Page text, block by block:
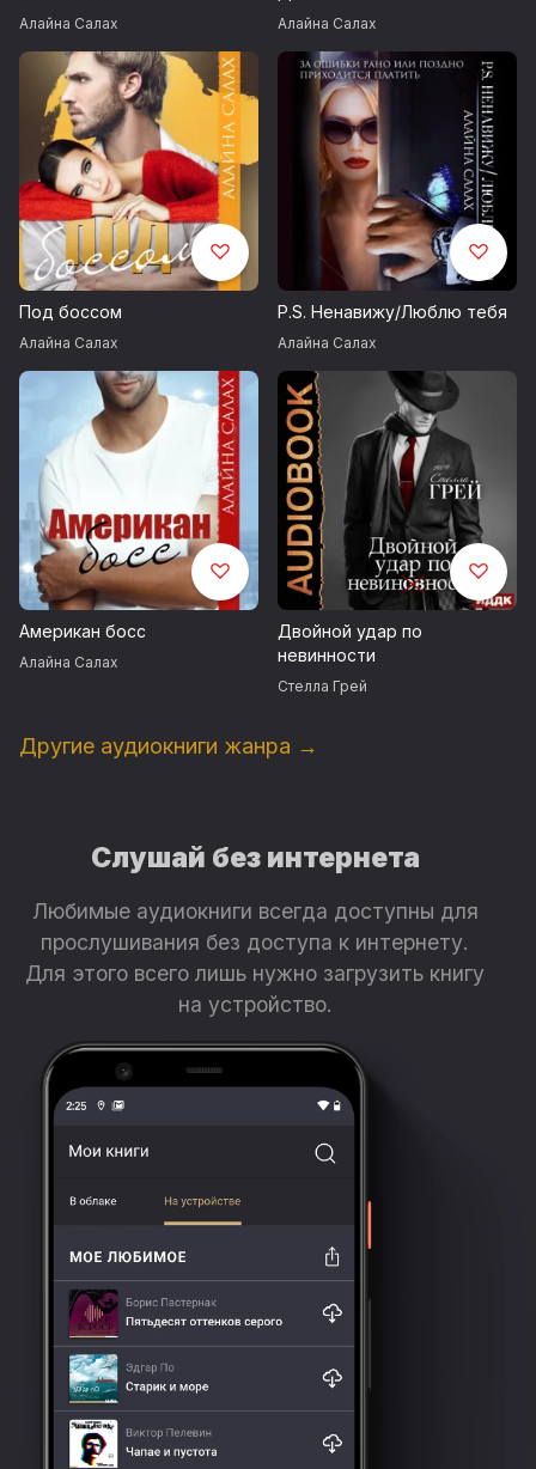
Алайна Салах Алайна Салах
Под боссом
Алайна Салах
P.S. Ненавижу/Люблю тебя
Алайна Салах
Американ босс
Алайна Салах
Двойной удар по
невинности
Стелла Грей
Другие аудиокниги жанра →
Слушай без интернета
Любимые аудиокниги всегда доступны для
прослушивания без доступа к интернету.
Для этого всего лишь нужно загрузить книгу
на устройство.